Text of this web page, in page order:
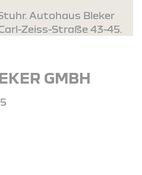
Autohaus Bleker
Zeiss-Straße 43-45.
GMBH